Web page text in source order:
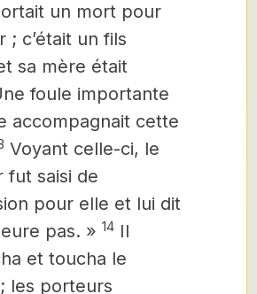
un mort pour
; c’était un fils
sa mère était
foule importante
accompagnait cette
Voyant celle-ci, le
fut saisi de
pour elle et lui dit
pas. » 14 Il
et toucha le
les porteurs